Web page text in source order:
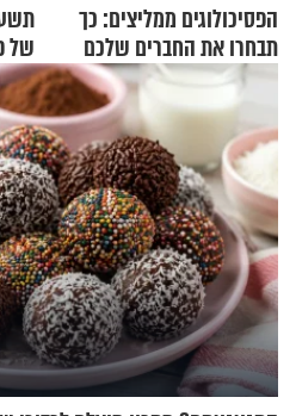
הפסיכולוגים ממליצים: כך
תבחרו את החברים שלכם
בחיים
של